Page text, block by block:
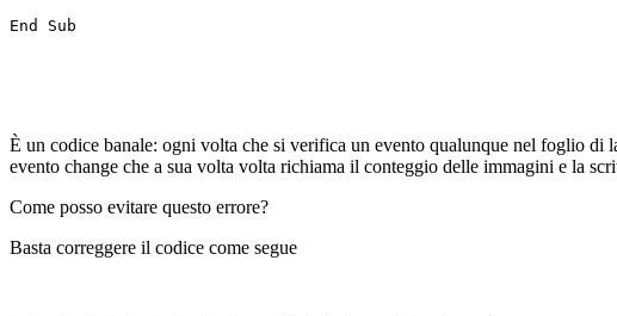
End Sub
È un codice banale: ogni volta che si verifica un evento qualunque nel foglio
evento change che a sua volta volta richiama il conteggio delle immagini e la
Come posso evitare questo errore?
Basta correggere il codice come segue